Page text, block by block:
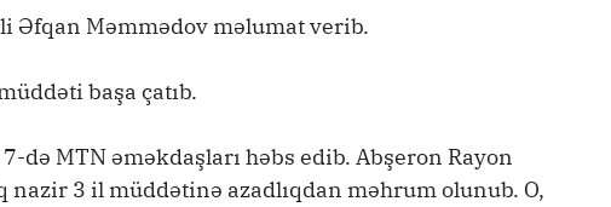
Əfqan Məmmədov məlumat verib.
başa çatıb.
də MTN əməkdaşları həbs edib. Abşeron Rayon
3 il müddətinə azadlıqdan məhrum olunub. O,